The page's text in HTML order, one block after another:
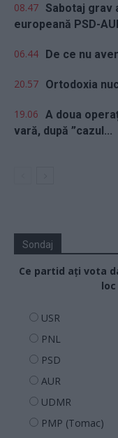
08.47 Sabotaj grav
europeană PSD-
06.44 De ce nu
20.57 Ortodoxia
19.06 A doua
vară, după ”cazul...
Sondaj
Ce partid ați vota
USR
PNL
PSD
AUR
UDMR
PMP (Tomac)